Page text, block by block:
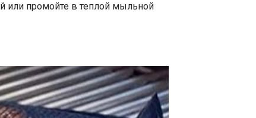
или промойте в теплой мыльной